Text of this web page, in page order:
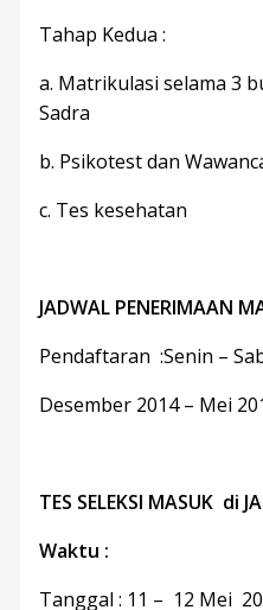
Tahap Kedua :
a. Matrikulasi selama 3
Sadra
b. Psikotest dan
c. Tes kesehatan
JADWAL PENERIMAAN
Pendaftaran :Senin –
Desember 2014 – Mei
TES SELEKSI MASUK di
Waktu :
Tanggal : 11 – 12 Mei